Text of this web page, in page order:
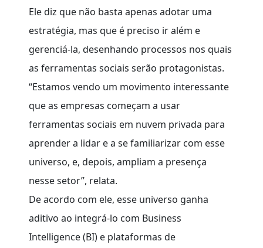
Ele diz que não basta apenas adotar uma
estratégia, mas que é preciso ir além e
gerenciá-la, desenhando processos nos quais
as ferramentas sociais serão protagonistas.
“Estamos vendo um movimento interessante
que as empresas começam a usar
ferramentas sociais em nuvem privada para
aprender a lidar e a se familiarizar com esse
universo, e, depois, ampliam a presença
nesse setor”, relata.
De acordo com ele, esse universo ganha
aditivo ao integrá-lo com Business
Intelligence (BI) e plataformas de